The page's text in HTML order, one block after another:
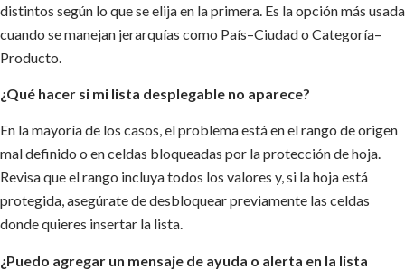
distintos según lo que se elija en la primera. Es la opción más usada
cuando se manejan jerarquías como País–Ciudad o Categoría–
Producto.
¿Qué hacer si mi lista desplegable no aparece?
En la mayoría de los casos, el problema está en el rango de origen
mal definido o en celdas bloqueadas por la protección de hoja.
Revisa que el rango incluya todos los valores y, si la hoja está
protegida, asegúrate de desbloquear previamente las celdas
donde quieres insertar la lista.
¿Puedo agregar un mensaje de ayuda o alerta en la lista